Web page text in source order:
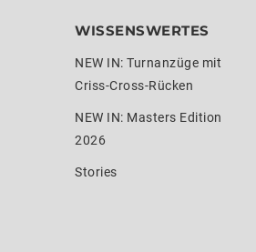
WISSENSWERTES
NEW IN: Turnanzüge mit
Criss-Cross-Rücken
NEW IN: Masters Edition
2026
Stories